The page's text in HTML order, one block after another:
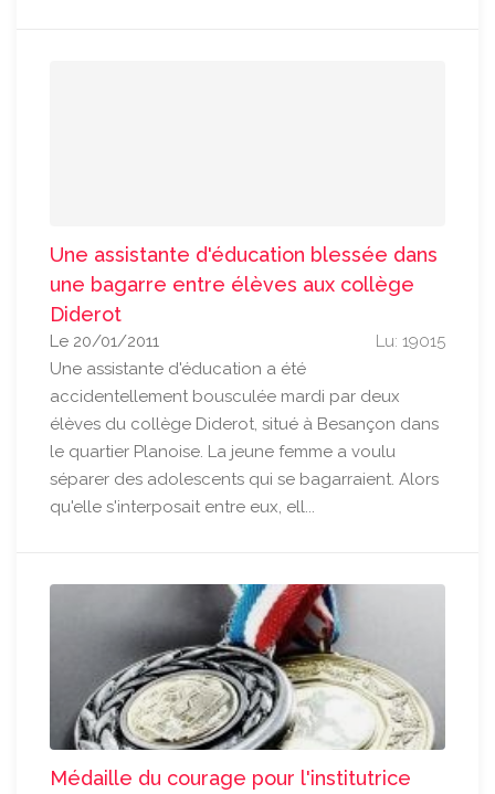
Une assistante d'éducation blessée dans
une bagarre entre élèves aux collège
Diderot
Lu: 19015
Le 20/01/2011
Une assistante d'éducation a été
accidentellement bousculée mardi par deux
élèves du collège Diderot, situé à Besançon dans
le quartier Planoise. La jeune femme a voulu
séparer des adolescents qui se bagarraient. Alors
qu'elle s'interposait entre eux, ell...
Médaille du courage pour l'institutrice